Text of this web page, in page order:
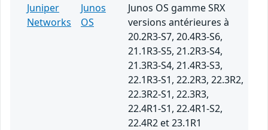
Juniper
Networks
Junos
OS
Junos OS gamme SRX
versions antérieures à
20.2R3-S7, 20.4R3-S6,
21.1R3-S5, 21.2R3-S4,
21.3R3-S4, 21.4R3-S3,
22.1R3-S1, 22.2R3, 22.3R2,
22.3R2-S1, 22.3R3,
22.4R1-S1, 22.4R1-S2,
22.4R2 et 23.1R1